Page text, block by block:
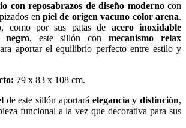
con reposabrazos de diseño modernocon
en piel de origen vacuno color arena.
como por sus patas de acero inoxidable
negro, este sillón con mecanismo relax
aportar el equilibrio perfecto entre estilo y
79 x 83 x 108 cm.
de este sillón aportará elegancia y distinción,
funcional a la vez que decorativa para sus